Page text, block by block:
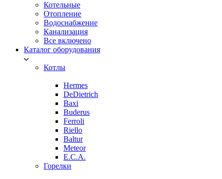
Котельные
Отопление
Водоснабжение
Канализация
Все включено
Каталог оборудования
Котлы
Hermes
DeDietrich
Baxi
Buderus
Ferroli
Riello
Baltur
Meteor
E.C.A.
Горелки